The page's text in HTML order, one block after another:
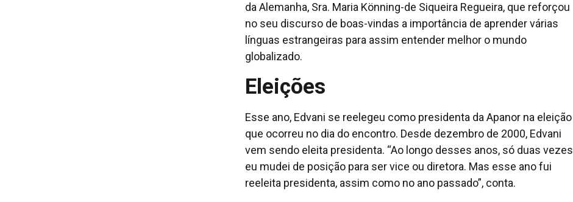
da Alemanha, Sra. Maria Könning-de Siqueira Regueira, que reforçou
no seu discurso de boas-vindas a importância de aprender várias
línguas estrangeiras para assim entender melhor o mundo
globalizado.
Eleições
Esse ano, Edvani se reelegeu como presidenta da Apanor na eleição
que ocorreu no dia do encontro. Desde dezembro de 2000, Edvani
vem sendo eleita presidenta. “Ao longo desses anos, só duas vezes
eu mudei de posição para ser vice ou diretora. Mas esse ano fui
reeleita presidenta, assim como no ano passado”, conta.